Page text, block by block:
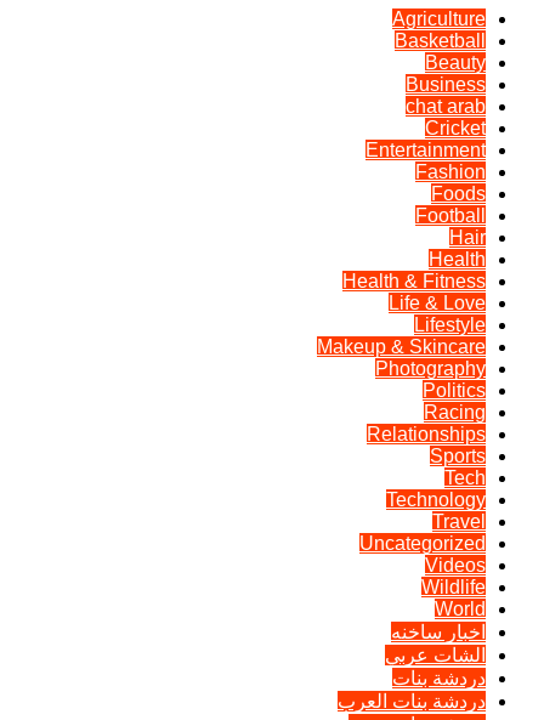
Agriculture
Basketball
Beauty
Business
chat arab
Cricket
Entertainment
Fashion
Foods
Football
Hair
Health
Health & Fitness
Life & Love
Lifestyle
Makeup & Skincare
Photography
Politics
Racing
Relationships
Sports
Tech
Technology
Travel
Uncategorized
Videos
Wildlife
World
اخبار ساخنه
الشات عربي
دردشة بنات
دردشة بنات العرب